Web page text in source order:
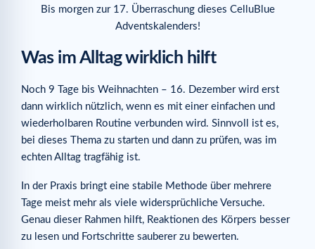
Bis morgen zur 17. Überraschung dieses CelluBlue
Adventskalenders!
Was im Alltag wirklich hilft
Noch 9 Tage bis Weihnachten – 16. Dezember wird erst
dann wirklich nützlich, wenn es mit einer einfachen und
wiederholbaren Routine verbunden wird. Sinnvoll ist es,
bei dieses Thema zu starten und dann zu prüfen, was im
echten Alltag tragfähig ist.
In der Praxis bringt eine stabile Methode über mehrere
Tage meist mehr als viele widersprüchliche Versuche.
Genau dieser Rahmen hilft, Reaktionen des Körpers besser
zu lesen und Fortschritte sauberer zu bewerten.